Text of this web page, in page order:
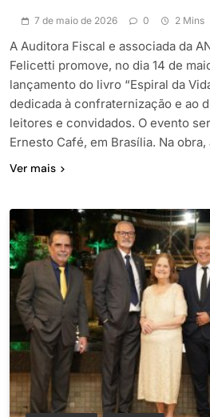
7 de maio de 2026 0 2 Mins
A Auditora Fiscal e associada da
Felicetti promove, no dia 14 de
lançamento do livro “Espiral da
dedicada à confraternização e ao
leitores e convidados. O evento
Ernesto Café, em Brasília. Na
Ver mais